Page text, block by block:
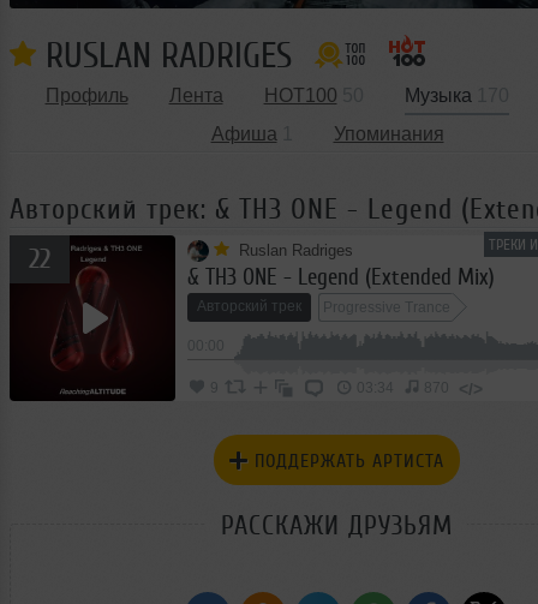
RUSLAN RADRIGES
Профиль Лента HOT100 Музыка
Афиша
Упоминания
Авторский трек: & THЗ ONE - Legend
ТРЕКИ
22 Ruslan Radriges
& THЗ ONE - Legend (Extended Mix)
Авторский трек Progressive Trance
9 03:34 870 </>
ПОДДЕРЖАТЬ АРТИСТА
РАССКАЖИ ДРУЗЬЯМ